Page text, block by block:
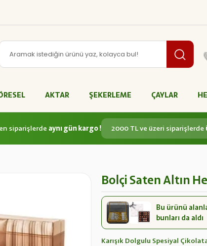
AKTAR ŞEKERLEME ÇAYLAR
siparişlerde aynı gün kargo ! 2000 TL ve üzeri siparişlerde
Bolçi Saten Altın
Bu ürünü
bunları da aldı
Karışık Dolgulu Spesiyal